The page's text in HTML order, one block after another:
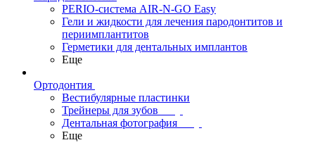
PERIO-система AIR-N-GO Easy
Гели и жидкости для лечения пародонтитов и
периимплантитов
Герметики для дентальных имплантов
Еще
Ортодонтия
Вестибулярные пластинки
Трейнеры для зубов
Дентальная фотография
Еще